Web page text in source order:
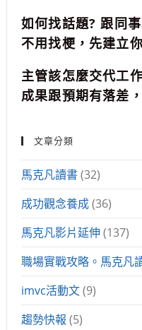
如何找話題? 跟同
不用找梗，先建立
主管該怎麼交代工
成果跟預期有落差
文章分類
馬克凡讀書(32)
成功觀念養成(36)
馬克凡影片延伸 (137)
職場實戰攻略。馬克凡
imvc活動文(9)
趨勢快報 (5)